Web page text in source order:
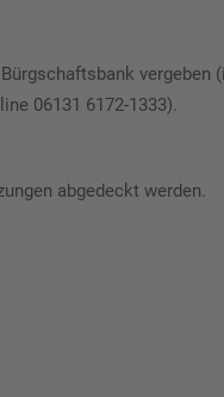
vergeben
06131 6172-1333).
abgedeckt werden.